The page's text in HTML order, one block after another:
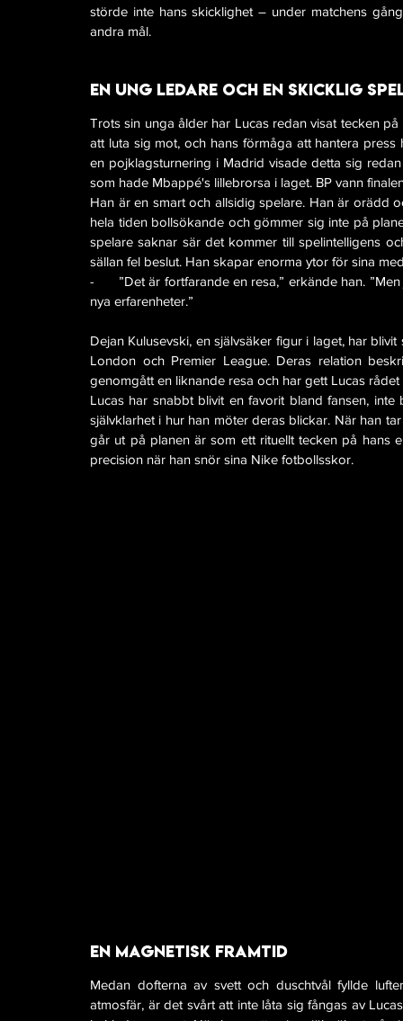
störde inte hans skicklighet – under matchens
andra mål.
En ung ledare och en skicklig
Trots sin unga ålder har Lucas redan visat tecken
att luta sig mot, och hans förmåga att hantera
en pojklagsturnering i Madrid visade detta sig
som hade Mbappé's lillebrorsa i laget. BP vann
Han är en smart och allsidig spelare. Han är orädd
hela tiden bollsökande och gömmer sig inte på
spelare saknar sär det kommer till spelintelligens
sällan fel beslut. Han skapar enorma ytor för sina
-      ”Det är fortfarande en resa,” erkände han.
nya erfarenheter.”
Dejan Kulusevski, en självsäker figur i laget, har
London och Premier League. Deras relation
genomgått en liknande resa och har gett Lucas
Lucas har snabbt blivit en favorit bland fansen,
självklarhet i hur han möter deras blickar. När han
går ut på planen är som ett rituellt tecken på hans
precision när han snör sina Nike fotbollsskor.
En magnetisk framtid
Medan dofterna av svett och duschtvål fyllde
atmosfär, är det svårt att inte låta sig fångas av